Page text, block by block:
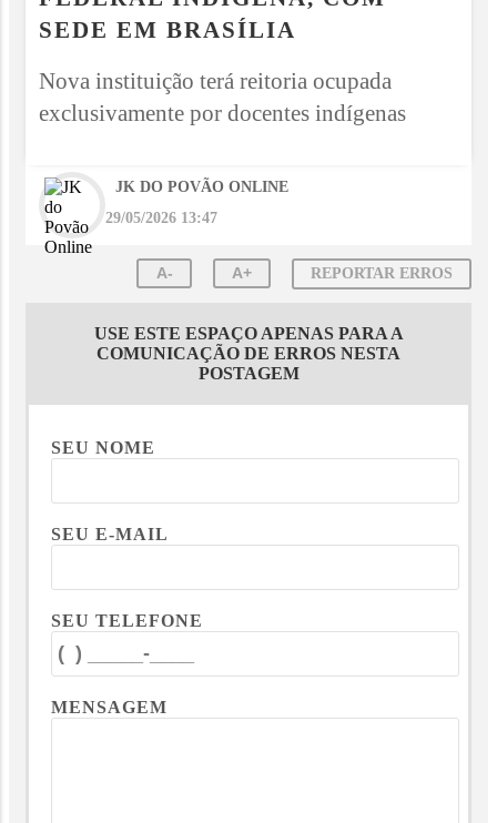
SEDE EM BRASÍLIA
Nova instituição terá reitoria ocupada
exclusivamente por docentes indígenas
JK DO POVÃO ONLINE
29/05/2026 13:47
A- A+ REPORTAR ERROS
USE ESTE ESPAÇO APENAS PARA A
COMUNICAÇÃO DE ERROS NESTA
POSTAGEM
SEU NOME
SEU E-MAIL
SEU TELEFONE
MENSAGEM